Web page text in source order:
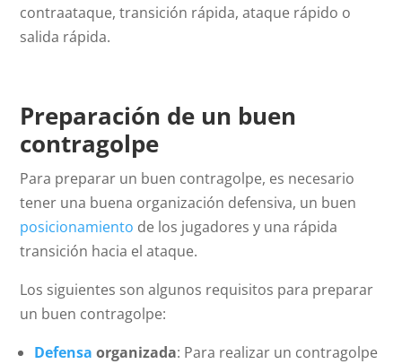
contraataque, transición rápida, ataque rápido o
salida rápida.
Preparación de un buen
contragolpe
Para preparar un buen contragolpe, es necesario
tener una buena organización defensiva, un buen
posicionamiento de los jugadores y una rápida
transición hacia el ataque.
Los siguientes son algunos requisitos para preparar
un buen contragolpe:
Defensa organizada: Para realizar un contragolpe